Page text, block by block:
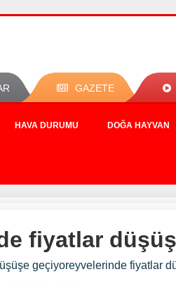
GAZETE
HAVA DURUMU DOĞA HAYVAN
fiyatlar
geçiyoreyvelerinde fiyatlar